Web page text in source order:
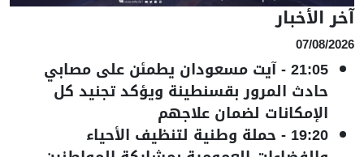
آخر الأخبار
07/08/2026
21:05
-آيت مسعودان يطمئن على مصابي
حادث المرور بقسنطينة ويؤكد تجنيد كل
الإمكانات لضمان علاجهم
19:20
- حملة وطنية لتنظيف الأحياء